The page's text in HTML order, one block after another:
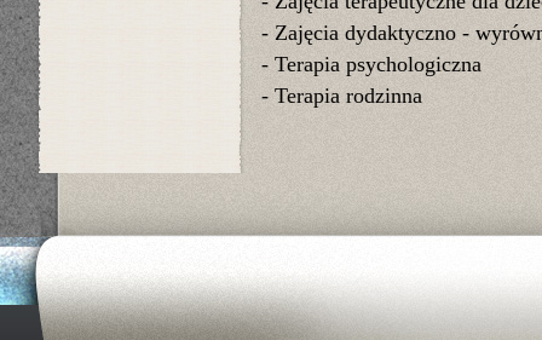
-Zajęcia dydaktyczno -
-Terapia psychologiczna
-Terapia rodzinna